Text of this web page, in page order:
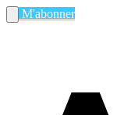
M'abonner